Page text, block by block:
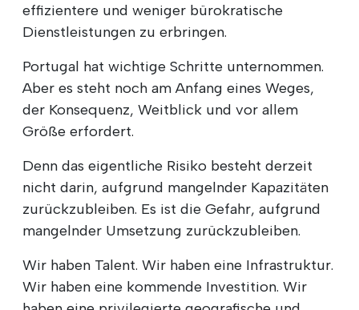
effizientere und weniger bürokratische
Dienstleistungen zu erbringen.
Portugal hat wichtige Schritte unternommen.
Aber es steht noch am Anfang eines Weges,
der Konsequenz, Weitblick und vor allem
Größe erfordert.
Denn das eigentliche Risiko besteht derzeit
nicht darin, aufgrund mangelnder Kapazitäten
zurückzubleiben. Es ist die Gefahr, aufgrund
mangelnder Umsetzung zurückzubleiben.
Wir haben Talent. Wir haben eine Infrastruktur.
Wir haben eine kommende Investition. Wir